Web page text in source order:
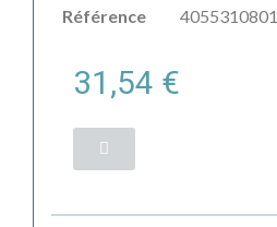
Référence 4055310801
31,54 €